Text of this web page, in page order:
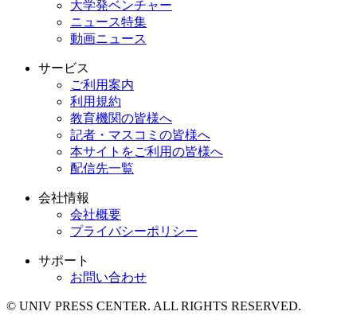
大学発ベンチャー
ニュース特集
動画ニュース
サービス
ご利用案内
利用規約
教育機関の皆様へ
記者・マスコミの皆様へ
本サイトをご利用の皆様へ
配信先一覧
会社情報
会社概要
プライバシーポリシー
サポート
お問い合わせ
© UNIV PRESS CENTER. ALL RIGHTS RESERVED.